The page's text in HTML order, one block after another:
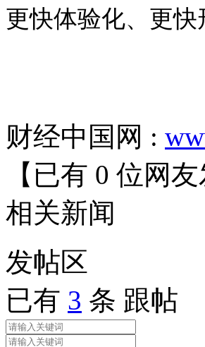
更快体验化、更
财经中国网 :
【已有 0 位网
相关新闻
发帖区
已有 3 条 跟帖